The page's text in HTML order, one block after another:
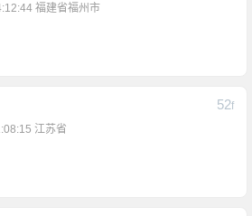
福建省福州市
江苏省
52F